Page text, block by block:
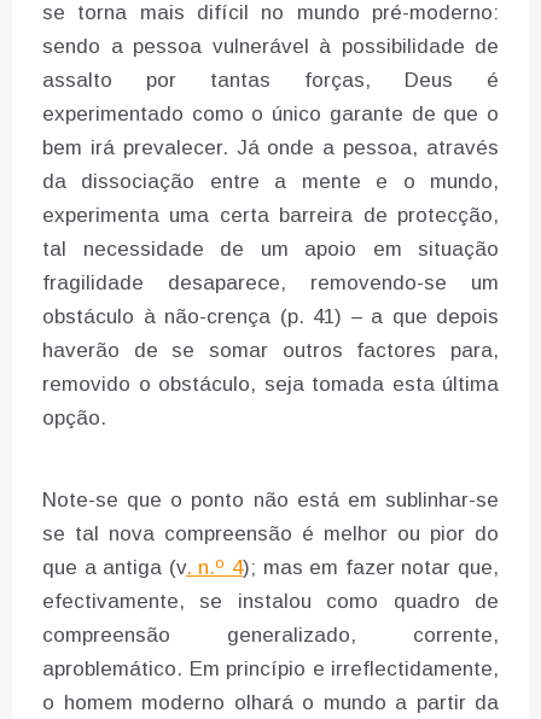
se torna mais difícil no mundo pré-moderno:
sendo a pessoa vulnerável à possibilidade de
assalto por tantas forças, Deus é
experimentado como o único garante de que o
bem irá prevalecer. Já onde a pessoa, através
da dissociação entre a mente e o mundo,
experimenta uma certa barreira de protecção,
tal necessidade de um apoio em situação
fragilidade desaparece, removendo-se um
obstáculo à não-crença (p. 41) – a que depois
haverão de se somar outros factores para,
removido o obstáculo, seja tomada esta última
opção.
Note-se que o ponto não está em sublinhar-se
se tal nova compreensão é melhor ou pior do
que a antiga (v. n.º 4); mas em fazer notar que,
efectivamente, se instalou como quadro de
compreensão generalizado, corrente,
aproblemático. Em princípio e irreflectidamente,
o homem moderno olhará o mundo a partir da